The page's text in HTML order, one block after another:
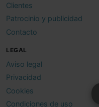
Clientes
Patrocinio y publicidad
Contacto
LEGAL
Aviso legal
Privacidad
Cookies
Condiciones de uso